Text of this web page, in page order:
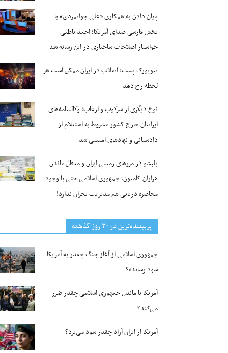
پایان دادن به همکاری «علی جوانمردی» با
بخش فارسی صدای آمریکا؛ احمد باطبی
خواستار اصلاحات ساختاری در این رسانه شد
نیویورک پست: انقلاب در ایران ممکن است هر
لحظه رخ دهد
نوع دیگری از سرکوب و ارعاب؛ وکالتنامه‌های
ایرانیان خارج کشور مشروط به استعلام از
دادستانی و نهادهای امنیتی شد
بلبشو در مرزهای زمینی ایران و معطل ماندن
هزاران کامیون؛ جمهوری اسلامی حتی با وجود
محاصره دریایی هم مدیریت بحران ندارد!
پربیننده‌ترین‌ در ۳۰ روز گذشته
جمهوری اسلامی از آغاز جنگ چقدر به آمریکا
سود رسانده؟
آمریکا با ماندن جمهوری اسلامی چقدر ضرر
می‌کند؟
آمریکا از ایران آزاد چقدر سود می‌برد؟